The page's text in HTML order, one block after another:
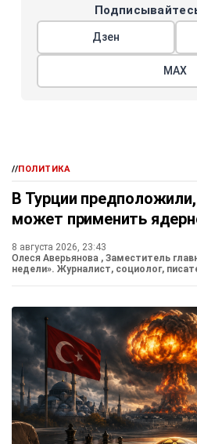
Дзен
МАХ
//ПОЛИТИКА
В Турции
может применить
8 августа 2026, 23:43
Олеся Аверьянова , Заместитель
недели». Журналист, социолог,